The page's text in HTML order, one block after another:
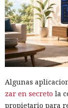
Algunas
zar en secreto la
propietario para